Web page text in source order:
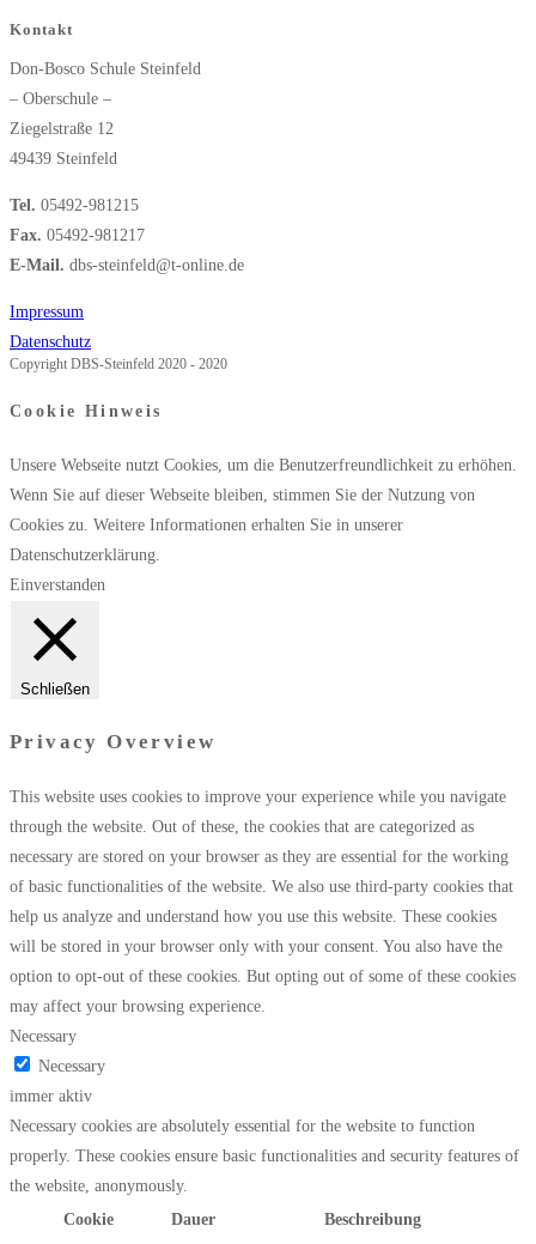
Kontakt
Don-Bosco Schule Steinfeld
– Oberschule –
Ziegelstraße 12
49439 Steinfeld
Tel. 05492-981215
Fax. 05492-981217
E-Mail. dbs-steinfeld@t-online.de
Impressum
Datenschutz
Copyright DBS-Steinfeld 2020 - 2020
Cookie Hinweis
Unsere Webseite nutzt Cookies, um die Benutzerfreundlichkeit zu erhöhen.
Wenn Sie auf dieser Webseite bleiben, stimmen Sie der Nutzung von
Cookies zu. Weitere Informationen erhalten Sie in unserer
Datenschutzerklärung.
Einverstanden
Schließen
Privacy Overview
This website uses cookies to improve your experience while you navigate
through the website. Out of these, the cookies that are categorized as
necessary are stored on your browser as they are essential for the working
of basic functionalities of the website. We also use third-party cookies that
help us analyze and understand how you use this website. These cookies
will be stored in your browser only with your consent. You also have the
option to opt-out of these cookies. But opting out of some of these cookies
may affect your browsing experience.
Necessary
Necessary
immer aktiv
Necessary cookies are absolutely essential for the website to function
properly. These cookies ensure basic functionalities and security features of
the website, anonymously.
Cookie
Dauer Beschreibung